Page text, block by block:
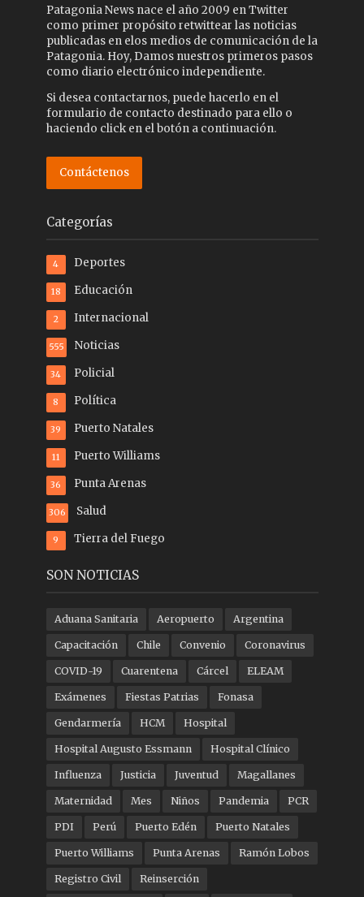
Patagonia News nace el año 2009 en Twitter
como primer propósito retwittear las noticias
publicadas en elos medios de comunicación de la
Patagonia. Hoy, Damos nuestros primeros pasos
como diario electrónico independiente.
Si desea contactarnos, puede hacerlo en el
formulario de contacto destinado para ello o
haciendo click en el botón a continuación.
Contáctenos
Categorías
Deportes
4
Educación
18
Internacional
2
Noticias
555
Policial
34
Política
8
Puerto Natales
39
Puerto Williams
11
Punta Arenas
36
Salud
306
Tierra del Fuego
9
SON NOTICIAS
Aduana Sanitaria Aeropuerto Argentina
Capacitación Chile Convenio Coronavirus
COVID-19 Cuarentena Cárcel ELEAM
Exámenes Fiestas Patrias Fonasa
Gendarmería HCM Hospital
Hospital Augusto Essmann Hospital Clínico
Influenza Justicia Juventud Magallanes
Maternidad Mes Niños Pandemia PCR
PDI Perú Puerto Edén Puerto Natales
Puerto Williams Punta Arenas Ramón Lobos
Registro Civil Reinserción